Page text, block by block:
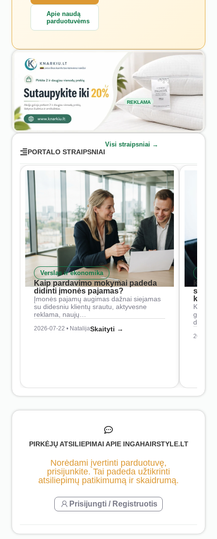
Apie naudą
parduotuvėms
REKLAMA
PORTALO STRAIPSNIAI
Visi straipsniai →
Verslas ir ekonomika
Kaip pardavimo mokymai padeda
didinti įmonės pajamas?
Įmonės pajamų augimas dažnai siejamas
su didesniu klientų srautu, aktyvesne
reklama, naujų…
2026-07-22 • NatalijaSkaityti →
Kaip
2026-
PIRKĖJŲ ATSILIEPIMAI APIE INGAHAIRSTYLE.LT
Norėdami įvertinti parduotuvę,
prisijunkite. Tai padeda užtikrinti
atsiliepimų patikimumą ir skaidrumą.
Prisijungti / Registruotis